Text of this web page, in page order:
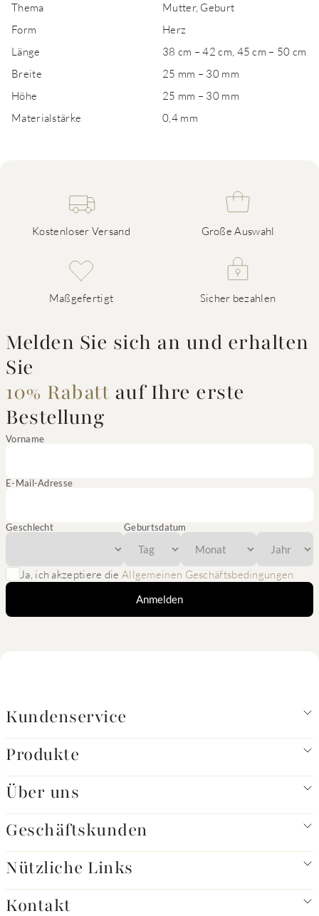
Thema
Mutter, Geburt
Form
Herz
Länge
38 cm – 42 cm, 45 cm – 50 cm
Breite
25 mm – 30 mm
Höhe
25 mm – 30 mm
Materialstärke
0,4 mm
Kostenloser Versand Große Auswahl
Maßgefertigt Sicher bezahlen
Melden Sie sich an und erhalten
Sie
10% Rabatt auf Ihre erste
Bestellung
Vorname
E-Mail-Adresse
Geschlecht Geburtsdatum
Ja, ich akzeptiere die Allgemeinen Geschäftsbedingungen
Anmelden
Kundenservice
Produkte
Über uns
Geschäftskunden
Nützliche Links
Kontakt